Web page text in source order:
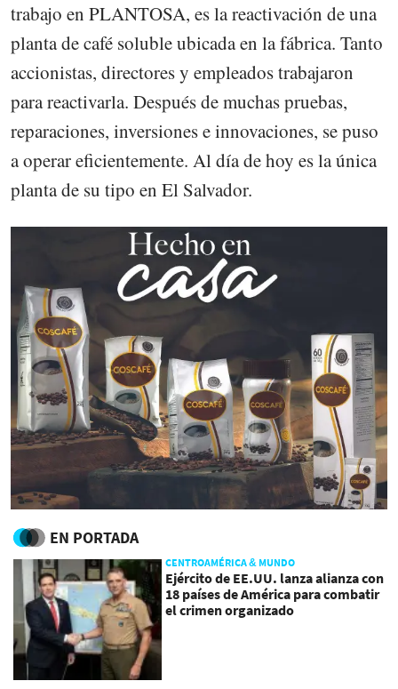
trabajo en PLANTOSA, es la reactivación de una
planta de café soluble ubicada en la fábrica. Tanto
accionistas, directores y empleados trabajaron
para reactivarla. Después de muchas pruebas,
reparaciones, inversiones e innovaciones, se puso
a operar eficientemente. Al día de hoy es la única
planta de su tipo en El Salvador.
EN PORTADA
CENTROAMÉRICA & MUNDO
Ejército de EE.UU. lanza alianza con
18 países de América para combatir
el crimen organizado